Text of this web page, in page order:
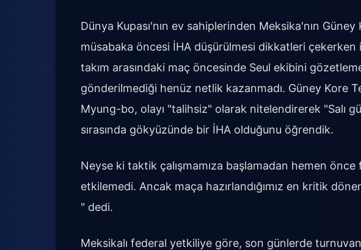
Dünya Kupası'nın ev sahiplerinden Meksika'nın Güney
müsabaka öncesi İHA düşürülmesi dikkatleri çekerken
takım arasındaki maç öncesinde Seul ekibini
gönderilmediği henüz netlik kazanmadı. Güney Kore
Myung-bo, olayı "talihsiz" olarak nitelendirerek "Salı
sırasında gökyüzünde bir İHA olduğunu öğrendik.
Neyse ki taktik çalışmamıza başlamadan hemen
etkilemedi. Ancak maça hazırlandığımız en kritik
" dedi.
Meksikalı federal yetkiliye göre, son günlerde